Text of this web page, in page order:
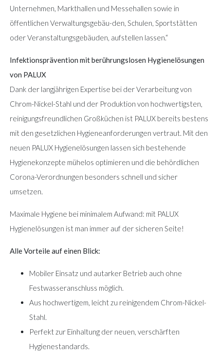
Unternehmen, Markthallen und Messehallen sowie in
öffentlichen Verwaltungsgebäu-den, Schulen, Sportstätten
oder Veranstaltungsgebäuden, aufstellen lassen.“
Infektionsprävention mit berührungslosen Hygienelösungen
von PALUX
Dank der langjährigen Expertise bei der Verarbeitung von
Chrom-Nickel-Stahl und der Produktion von hochwertigsten,
reinigungsfreundlichen Großküchen ist PALUX bereits bestens
mit den gesetzlichen Hygieneanforderungen vertraut. Mit den
neuen PALUX Hygienelösungen lassen sich bestehende
Hygienekonzepte mühelos optimieren und die behördlichen
Corona-Verordnungen besonders schnell und sicher
umsetzen.
Maximale Hygiene bei minimalem Aufwand: mit PALUX
Hygienelösungen ist man immer auf der sicheren Seite!
Alle Vorteile auf einen Blick:
Mobiler Einsatz und autarker Betrieb auch ohne
Festwasseranschluss möglich.
Aus hochwertigem, leicht zu reinigendem Chrom-Nickel-
Stahl.
Perfekt zur Einhaltung der neuen, verschärften
Hygienestandards.